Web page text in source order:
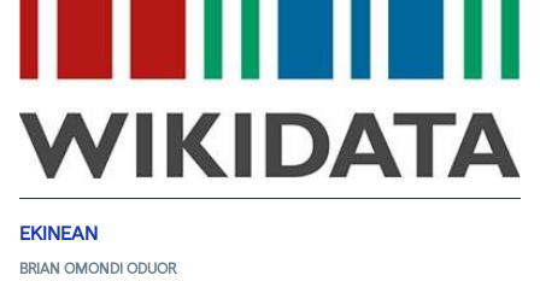
EKINEAN
BRIAN OMONDI ODUOR